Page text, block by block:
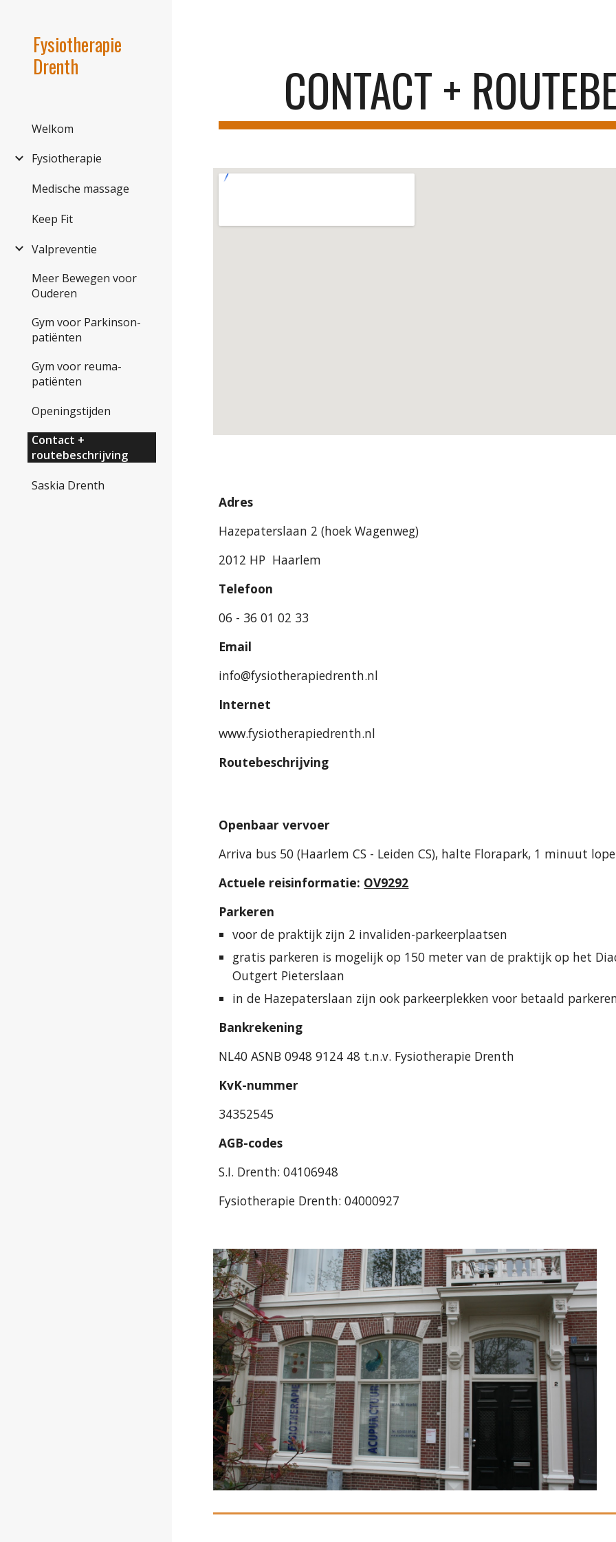
Fysiotherapie
Drenth
Welkom
Fysiotherapie
Medische massage
Keep Fit
Valpreventie
Meer Bewegen voor
Ouderen
Gym voor Parkinson-
patiënten
Gym voor reuma-
patiënten
Openingstijden
Contact +
routebeschrijving
Saskia Drenth
CONTACT +
Adres
Hazepaterslaan 2 (hoek Wagenweg)
2012 HP Haarlem
Telefoon
06 - 36 01 02 33
Email
info@fysiotherapiedrenth.nl
Internet
www.fysiotherapiedrenth.nl
Routebeschrijving
Openbaar vervoer
Arriva bus 50 (Haarlem CS - Leiden CS), halte Florapark, 1 minuut
Actuele reisinformatie: OV9292
Parkeren
voor de praktijk zijn 2 invaliden-parkeerplaatsen
gratis parkeren is mogelijk op 150 meter van de praktijk op het
Outgert Pieterslaan
in de Hazepaterslaan zijn ook parkeerplekken voor betaald
Bankrekening
NL40 ASNB 0948 9124 48 t.n.v. Fysiotherapie Drenth
KvK-nummer
34352545
AGB-codes
S.I. Drenth: 04106948
Fysiotherapie Drenth: 04000927